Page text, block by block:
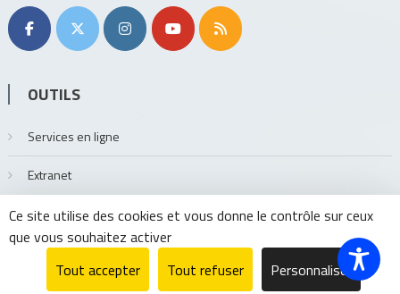
OUTILS
Services en ligne
Extranet
MMXVII GrandAngoulême
Ce site utilise des cookies et vous donne le contrôle sur ceux
que vous souhaitez activer
Tout accepter
Tout refuser Personnaliser